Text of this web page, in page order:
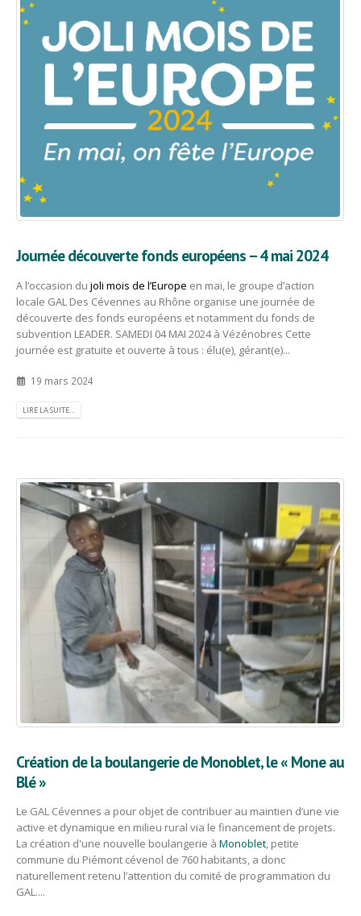
Journée découverte fonds européens – 4 mai 2024
A l’occasion du joli mois de l’Europe en mai, le groupe d’action
locale GAL Des Cévennes au Rhône organise une journée de
découverte des fonds européens et notamment du fonds de
subvention LEADER. SAMEDI 04 MAI 2024 à Vézénobres Cette
journée est gratuite et ouverte à tous : élu(e), gérant(e)...
19 mars 2024
LIRE LA SUITE...
Création de la boulangerie de Monoblet, le « Mone au
Blé »
Le GAL Cévennes a pour objet de contribuer au maintien d’une vie
active et dynamique en milieu rural via le financement de projets.
La création d'une nouvelle boulangerie à Monoblet, petite
commune du Piémont cévenol de 760 habitants, a donc
naturellement retenu l’attention du comité de programmation du
GAL....